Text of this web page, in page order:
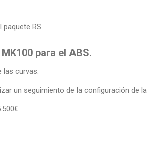
RS.
para el ABS.
las curvas.
un seguimiento de la configuración de la